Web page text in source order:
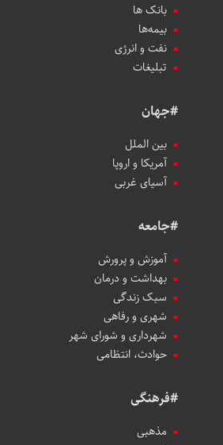
بانک ها
بیمه‌ها
نفت و انرژی
تبلیغات
#جهان
بین الملل
آمریکا و اروپا
آسیای غربی
#جامعه
آموزش و پرورش
بهداشت و درمان
سبک زندگی
شهری و رفاهی
شهرداری و شورای شهر
حوادث، انتظامی
#فرهنگی
مذهبی